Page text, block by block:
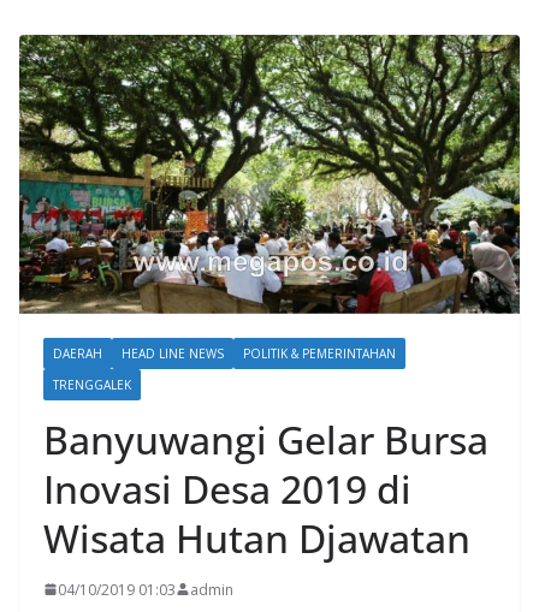
DAERAH HEAD LINE NEWS
POLITIK & PEMERINTAHAN
TRENGGALEK
Banyuwangi Gelar Bursa
Inovasi Desa 2019 di
Wisata Hutan Djawatan
04/10/2019 01:03 admin